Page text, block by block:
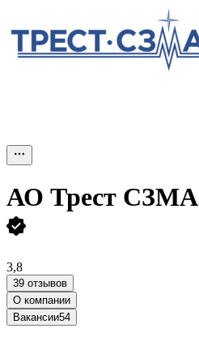
АО Трест СЗМА
3,8
39 отзывов
О компании
Вакансии54